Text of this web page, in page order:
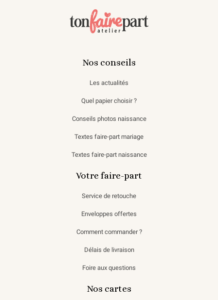
Nos conseils
Les actualités
Quel papier choisir ?
Conseils photos naissance
Textes faire-part mariage
Textes faire-part naissance
Votre faire-part
Service de retouche
Enveloppes offertes
Comment commander ?
Délais de livraison
Foire aux questions
Nos cartes